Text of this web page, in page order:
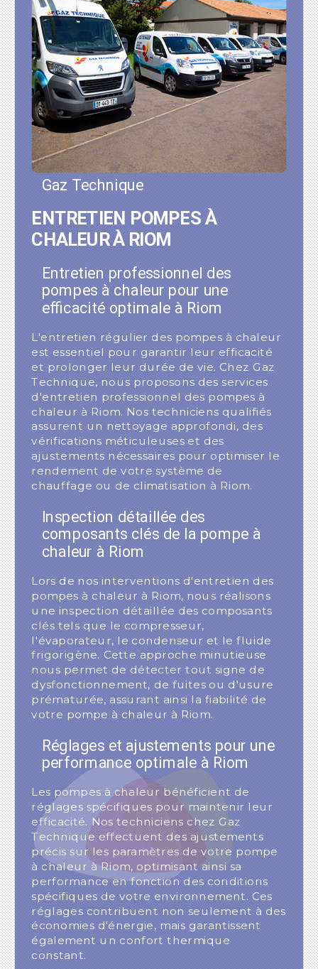
Gaz Technique
ENTRETIEN POMPES À
CHALEUR À RIOM
Entretien professionnel des
pompes à chaleur pour une
efficacité optimale à Riom
L'entretien régulier des pompes à chaleur
est essentiel pour garantir leur efficacité
et prolonger leur durée de vie. Chez Gaz
Technique, nous proposons des services
d'entretien professionnel des pompes à
chaleur à Riom. Nos techniciens qualifiés
assurent un nettoyage approfondi, des
vérifications méticuleuses et des
ajustements nécessaires pour optimiser le
rendement de votre système de
chauffage ou de climatisation à Riom.
Inspection détaillée des
composants clés de la pompe à
chaleur à Riom
Lors de nos interventions d'entretien des
pompes à chaleur à Riom, nous réalisons
une inspection détaillée des composants
clés tels que le compresseur,
l'évaporateur, le condenseur et le fluide
frigorigène. Cette approche minutieuse
nous permet de détecter tout signe de
dysfonctionnement, de fuites ou d'usure
prématurée, assurant ainsi la fiabilité de
votre pompe à chaleur à Riom.
Réglages et ajustements pour une
performance optimale à Riom
Les pompes à chaleur bénéficient de
réglages spécifiques pour maintenir leur
efficacité. Nos techniciens chez Gaz
Technique effectuent des ajustements
précis sur les paramètres de votre pompe
à chaleur à Riom, optimisant ainsi sa
performance en fonction des conditions
spécifiques de votre environnement. Ces
réglages contribuent non seulement à des
économies d'énergie, mais garantissent
également un confort thermique
constant.